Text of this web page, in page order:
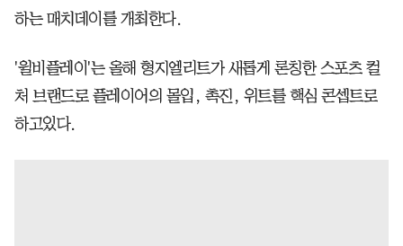
하는 매치데이를 개최한다.
'윌비플레이'는 올해 형지엘리트가 새롭게 론칭한 스포츠 컬
처 브랜드로 플레이어의 몰입, 촉진, 위트를 핵심 콘셉트로
하고있다.